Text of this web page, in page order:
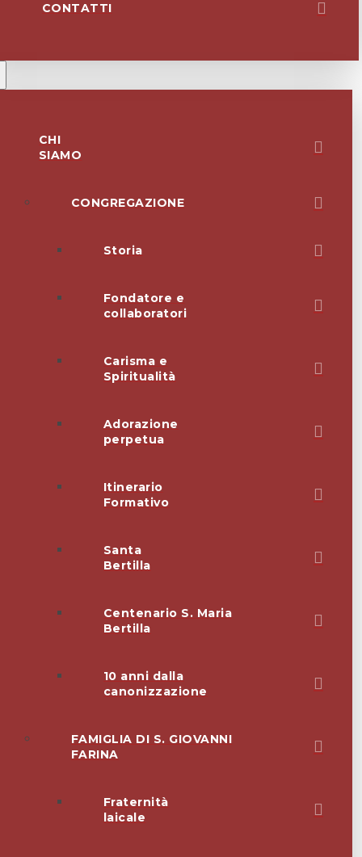
CONTATTI
CHI
SIAMO
CONGREGAZIONE
Storia
Fondatore e
collaboratori
Carisma e
Spiritualità
Adorazione
perpetua
Itinerario
Formativo
Santa
Bertilla
Centenario S. Maria
Bertilla
10 anni dalla
canonizzazione
FAMIGLIA DI S. GIOVANNI
FARINA
Fraternità
laicale